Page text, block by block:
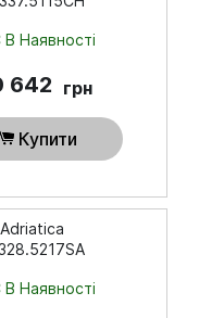
В Наявності
642 грн
Купити
Adriatica
В Наявності